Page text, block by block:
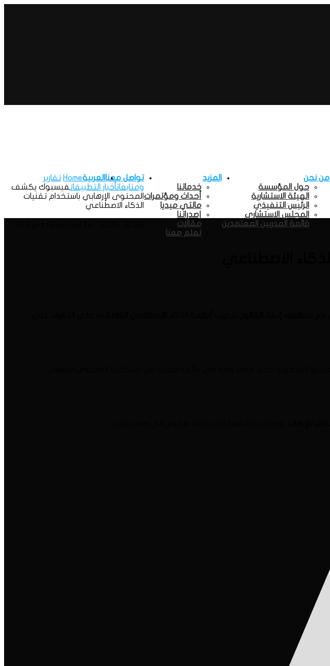
من نحن
حول المؤسسة
الهيئة الاستشارية
الرئيس التنفيذي
المجلس الاستشاري
قائمة المدربين المعتمدين
المزيد
خدماتنا
أحداث ومؤتمرات
مالتي ميديا
إصدراتنا
مقالات
تعلم معنا
تواصل معناالعربيةHome تقارير
ومتابعاتأخبار التطبيقاتفيسبوك يكشف
المحتوى الإرهابي باستخدام تقنيات
الذكاء الاصطناعي